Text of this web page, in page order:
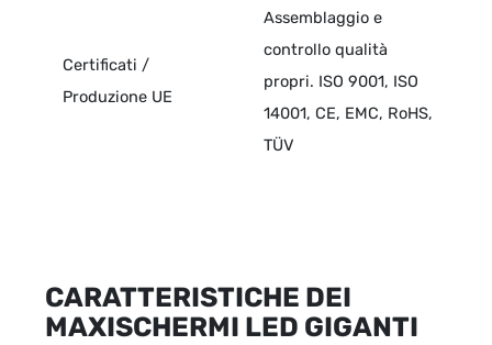
CARATTERISTICHE DEI
MAXISCHERMI LED GIGANTI
Certificati /
Produzione UE
Assemblaggio e
controllo qualità
propri. ISO 9001, ISO
14001, CE, EMC, RoHS,
TÜV